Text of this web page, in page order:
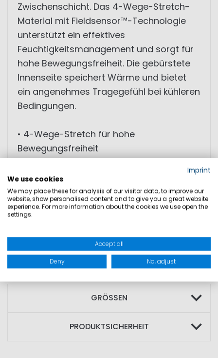
Zwischenschicht. Das 4-Wege-Stretch-
Material mit Fieldsensor™-Technologie
unterstützt ein effektives
Feuchtigkeitsmanagement und sorgt für
hohe Bewegungsfreiheit. Die gebürstete
Innenseite speichert Wärme und bietet
ein angenehmes Tragegefühl bei kühleren
Bedingungen.
• 4-Wege-Stretch für hohe
Bewegungsfreiheit
• Fieldsensor™-Technologie für
Feuchtigkeitsmanagement
• Wärmende Midlayer-Konstruktion
• Anti-Snagging-Ausrüstung
• Ärmeltasche mit verschweißtem
MATERIAL: 100% Polyester
GRÖSSEN
PRODUKTSICHERHEIT
Imprint
We use cookies
We may place these for analysis of our visitor data, to improve our
website, show personalised content and to give you a great website
experience. For more information about the cookies we use open the
settings.
Accept all
Deny No, adjust